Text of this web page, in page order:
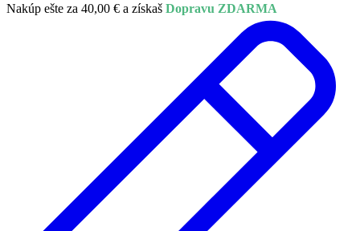
Nakúp ešte za 40,00 € a získaš Dopravu ZDARMA